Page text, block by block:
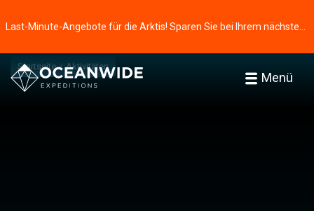
Menü
Startseite Aktivitäten